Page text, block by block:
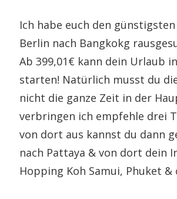
Ich habe euch den
Berlin nach Bangkokg
Ab 399,01€ kann dein Urlaub
starten! Natürlich musst du
nicht die ganze Zeit in der
verbringen ich empfehle drei
von dort aus kannst du dann
nach Pattaya & von dort dein
Hopping Koh Samui, Phuket